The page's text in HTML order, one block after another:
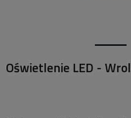
Oświetlenie LED -